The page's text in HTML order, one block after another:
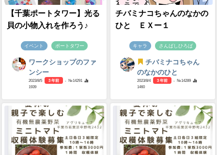
【千葉ポートタワー】光る
貝の小物入れを作ろう♪
イベント ポートタワー
ワークショップのファ
ンシー
2023/8/5 3 年前
- №14291
1939
チバミナコちゃんのなかの
ひと ＥＸー１
キャラ さんばしひろば
チバミナコちゃん
のなかのひと
2023/8/4 3 年前
- №14289
1460